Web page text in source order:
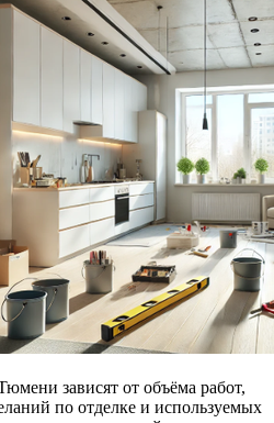
зависят от объёма работ,
по отделке и используемых